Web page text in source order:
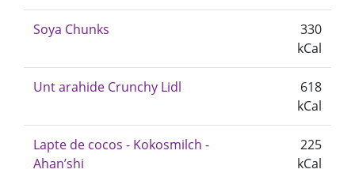
Soya Chunks
330
kCal
Unt arahide Crunchy Lidl
618
kCal
Lapte de cocos - Kokosmilch -
Ahan’shi
225
kCal